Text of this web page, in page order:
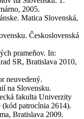
2005.
Matica Slovenská,
Československá
prameňov. In:
SR, Bratislava 2010,
neuvedený.
na Slovensku.
fakulta Univerzity
patrocínia 2614).
Bratislava 2009.